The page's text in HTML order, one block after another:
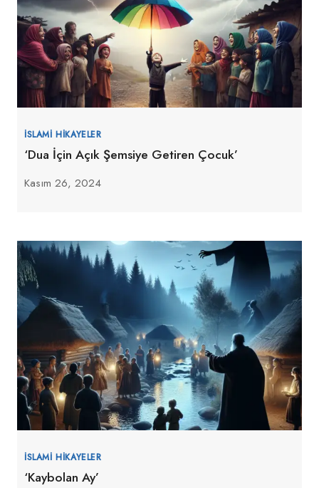
İSLAMI HIKAYELER
‘Dua İçin Açık Şemsiye Getiren Çocuk’
Kasım 26, 2024
İSLAMI HIKAYELER
‘Kaybolan Ay’